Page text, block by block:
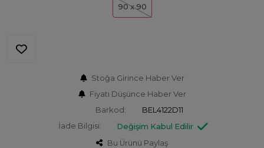
90 x 90
Stoğa Girince Haber Ver
Fiyatı Düşünce Haber Ver
Barkod:
BEL4122D11
İade Bilgisi:
Değişim Kabul Edilir
Bu Ürünü Paylaş